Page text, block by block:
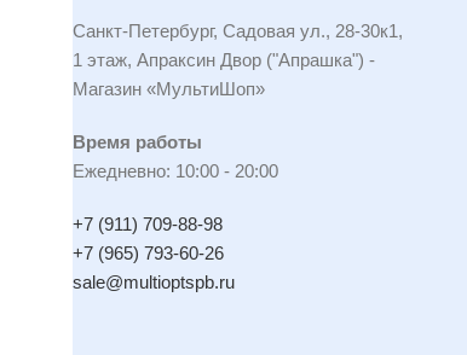
Санкт-Петербург, Садовая ул., 28-30к1,
1 этаж, Апраксин Двор ("Апрашка") -
Магазин «МультиШоп»
Время работы
Ежедневно: 10:00 - 20:00
+7 (911) 709-88-98
+7 (965) 793-60-26
sale@multioptspb.ru